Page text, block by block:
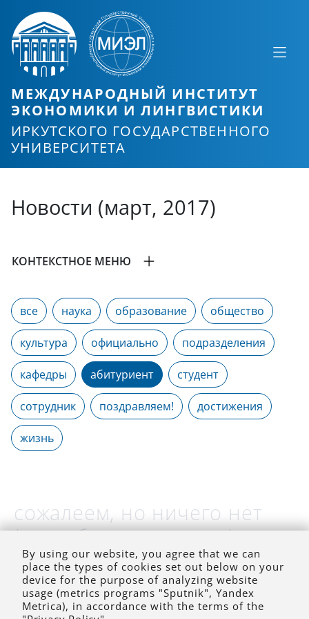
МЕЖДУНАРОДНЫЙ ИНСТИТУТ
ЭКОНОМИКИ И ЛИНГВИСТИКИ
ИРКУТСКОГО ГОСУДАРСТВЕННОГО
УНИВЕРСИТЕТА
Новости (март, 2017)
КОНТЕКСТНОЕ МЕНЮ
все наука образование общество
культура официально подразделения
кафедры абитуриент студент
сотрудник поздравляем! достижения
жизнь
сожалеем, но ничего нет
(на выбранное время)
By using our website, you agree that we can
place the types of cookies set out below on your
device for the purpose of analyzing website
usage (metrics programs "Sputnik", Yandex
Metrica), in accordance with the terms of the